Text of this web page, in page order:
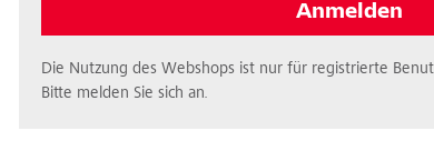
Anmelden
Die Nutzung des Webshops ist nur für registrierte
Bitte melden Sie sich an.